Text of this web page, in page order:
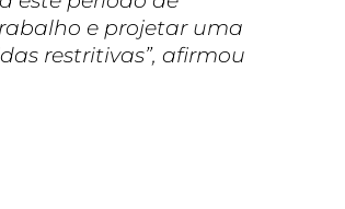
e projetar uma
restritivas”, afirmou